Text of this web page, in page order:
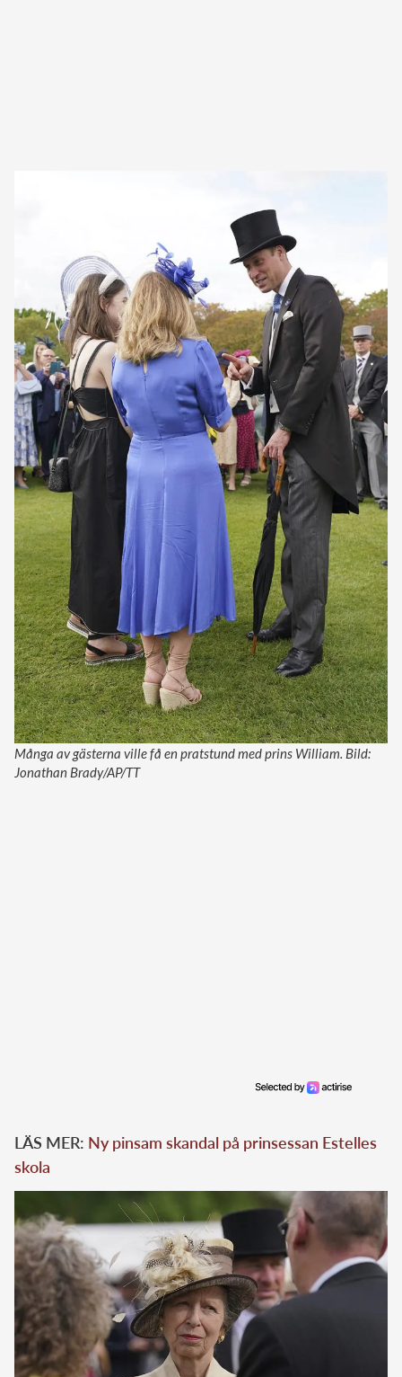
Många av gästerna ville få en pratstund med prins William. Bild:
Jonathan Brady/AP/TT
LÄS MER: Ny pinsam skandal på prinsessan Estelles
skola